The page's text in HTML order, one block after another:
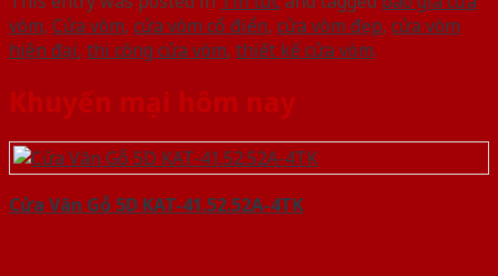
vòm, Cửa vòm, cửa vòm cổ điển, cửa vòm đẹp, cửa vòm
hiện đại, thi công cửa vòm, thiết kế cửa vòm.
Khuyến mại hôm nay
Cửa Vân Gỗ 5D KAT-41.52.52A-4TK